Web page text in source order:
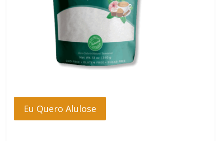
Eu Quero Alulose